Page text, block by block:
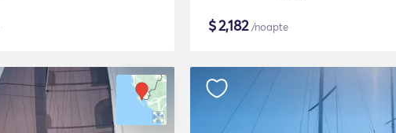
$2,182/noapte